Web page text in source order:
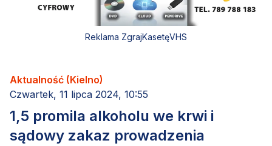
Reklama ZgrajKasetęVHS
Aktualność (Kielno)
Czwartek, 11 lipca 2024, 10:55
1,5 promila alkoholu we krwi i
sądowy zakaz prowadzenia